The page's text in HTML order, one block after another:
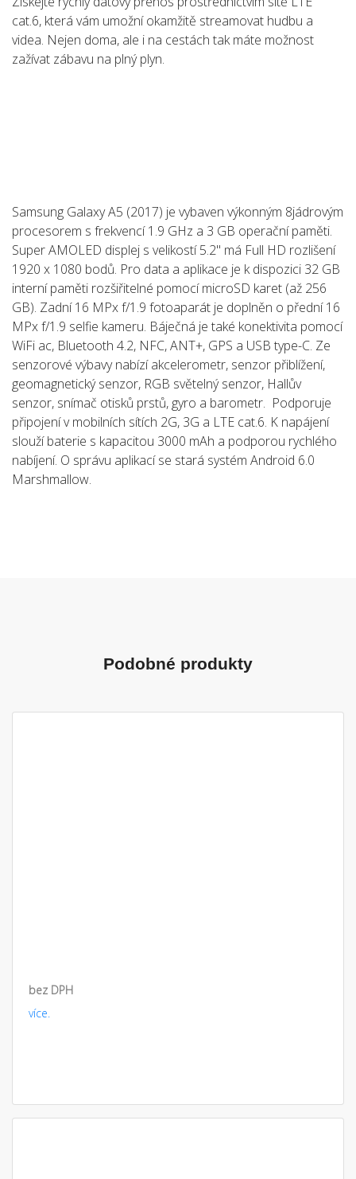
cat.6, která vám umožní okamžitě streamovat hudbu a
videa. Nejen doma, ale i na cestách tak máte možnost
zažívat zábavu na plný plyn.
Samsung Galaxy A5 (2017) je vybaven výkonným 8jádrovým
procesorem s frekvencí 1.9 GHz a 3 GB operační paměti.
Super AMOLED displej s velikostí 5.2" má Full HD rozlišení
1920 x 1080 bodů. Pro data a aplikace je k dispozici 32 GB
interní paměti rozšiřitelné pomocí microSD karet (až 256
GB). Zadní 16 MPx f/1.9 fotoaparát je doplněn o přední 16
MPx f/1.9 selfie kameru. Báječná je také konektivita pomocí
WiFi ac, Bluetooth 4.2, NFC, ANT+, GPS a USB type-C. Ze
senzorové výbavy nabízí akcelerometr, senzor přiblížení,
geomagnetický senzor, RGB světelný senzor, Hallův
senzor, snímač otisků prstů, gyro a barometr. Podporuje
připojení v mobilních sítích 2G, 3G a LTE cat.6. K napájení
slouží baterie s kapacitou 3000 mAh a podporou rychlého
nabíjení. O správu aplikací se stará systém Android 6.0
Marshmallow.
Podobné produkty
bez DPH
více.